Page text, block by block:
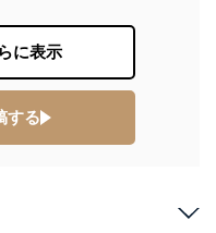
利用目的
配送のため
に表示
する